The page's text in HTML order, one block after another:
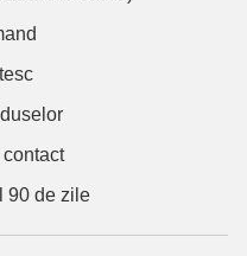
contact
90 de zile